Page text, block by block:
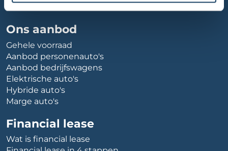
Ons aanbod
Gehele voorraad
Aanbod personenauto's
Aanbod bedrijfswagens
Elektrische auto's
Hybride auto's
Marge auto's
Financial lease
Wat is financial lease